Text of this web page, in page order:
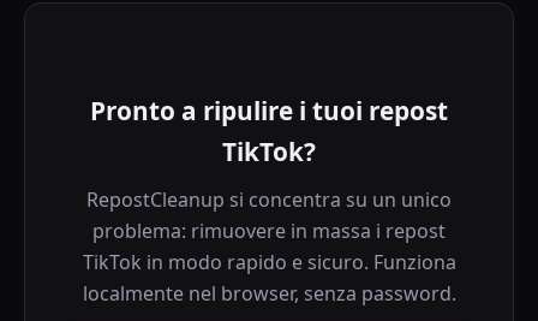
Pronto a ripulire i tuoi repost
TikTok?
RepostCleanup si concentra su un unico
problema: rimuovere in massa i repost
TikTok in modo rapido e sicuro. Funziona
localmente nel browser, senza password.